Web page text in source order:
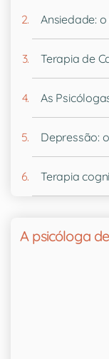
Ansiedade:
Terapia de
As
Depressão:
Terapia
A psicóloga